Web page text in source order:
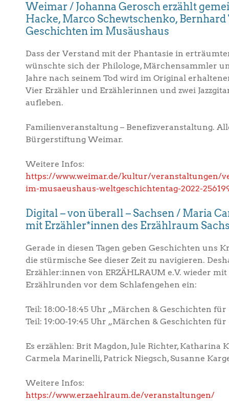
Weimar / Johanna Gerosch erzählt
Hacke, Marco Schewtschenko,
Geschichten im Musäushaus
Dass der Verstand mit der Phantasie in
wünschte sich der Philologe, Märchensammler
Jahre nach seinem Tod wird im Original
Vier Erzähler und Erzählerinnen und zwei
aufleben.
Familienveranstaltung – Benefizveranstaltung.
Bürgerstiftung Weimar.
Weitere Infos:
https://www.weimar.de/kultur/veranstaltungen/
im-musaeushaus-weltgeschichtentag-2022-
Digital – von überall – Sachsen / Maria
mit Erzähler*innen des Erzählraum
Gerade in diesen Tagen geben Geschichten uns
die stürmische See dieser Zeit zu navigieren.
Erzähler:innen von ERZÄHLRAUM e.V. wieder
Erzählrunden vor dem Schlafengehen ein:
Teil: 18:00-18:45 Uhr „Märchen & Geschichten
Teil: 19:00-19:45 Uhr „Märchen & Geschichten für
Es erzählen: Brit Magdon, Jule Richter, Katharina
Carmela Marinelli, Patrick Niegsch, Susanne
Weitere Infos:
https://www.erzaehlraum.de/veranstaltungen/